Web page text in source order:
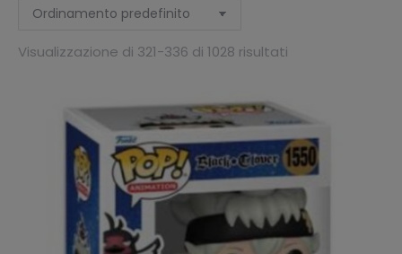
Visualizzazione di 321-336 di 1028 risultati